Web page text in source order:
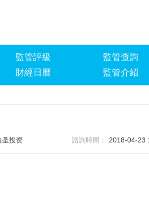
監管評級
財經日曆
監管查詢
監管介紹
圣投资 諮詢時間： 2018-04-23